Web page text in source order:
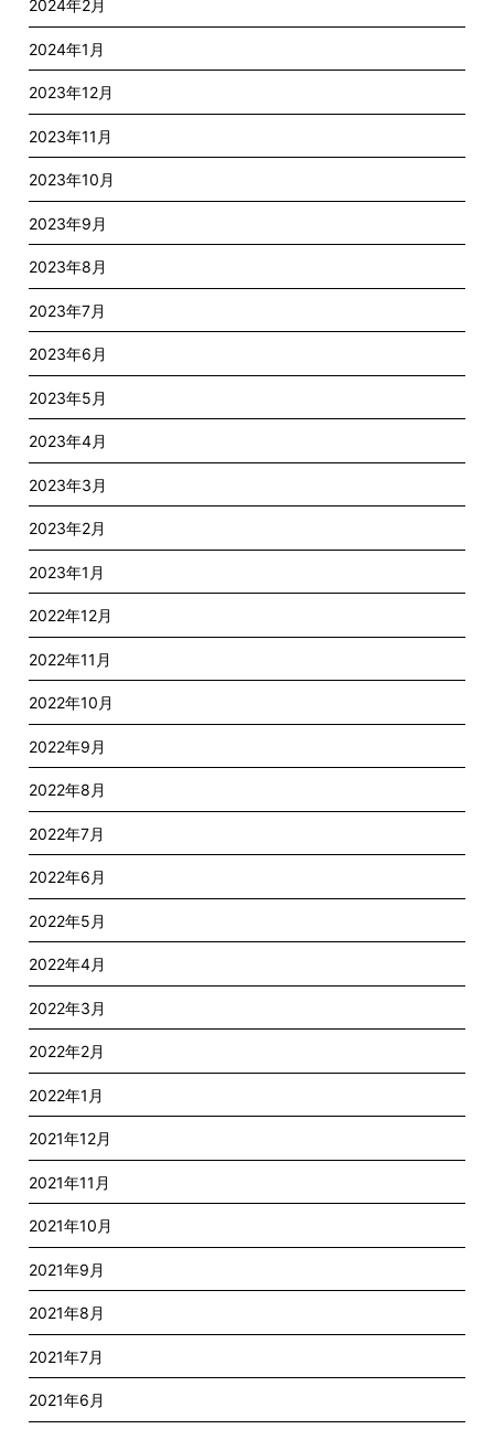
2024年2月
2024年1月
2023年12月
2023年11月
2023年10月
2023年9月
2023年8月
2023年7月
2023年6月
2023年5月
2023年4月
2023年3月
2023年2月
2023年1月
2022年12月
2022年11月
2022年10月
2022年9月
2022年8月
2022年7月
2022年6月
2022年5月
2022年4月
2022年3月
2022年2月
2022年1月
2021年12月
2021年11月
2021年10月
2021年9月
2021年8月
2021年7月
2021年6月